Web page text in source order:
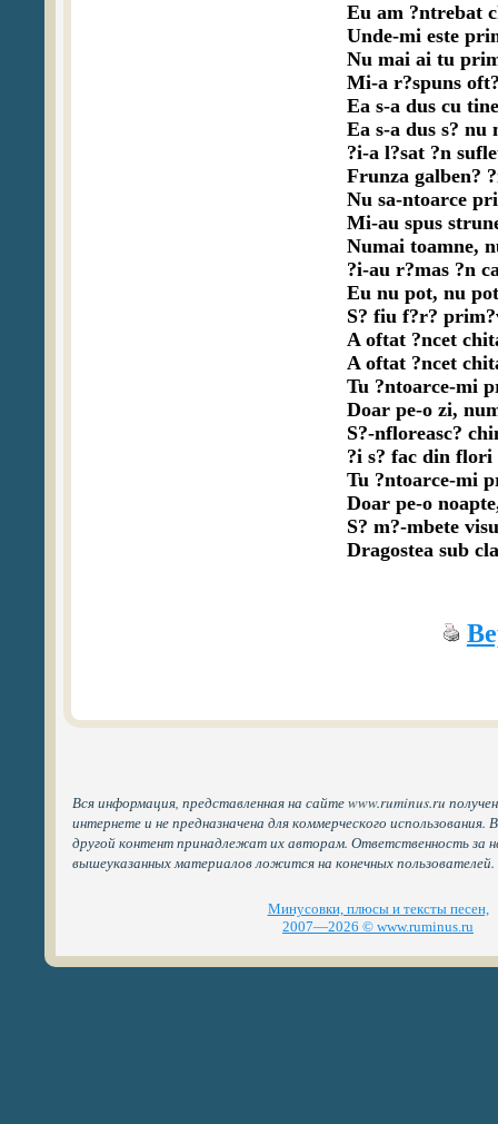
Eu am
Unde-mi este
Nu mai ai tu
Mi-a r?spuns
Ea s-a dus cu
Ea s-a dus s? nu
?i-a l?sat ?n
Frunza galben?
Nu sa-ntoarce
Mi-au spus
Numai toamne,
?i-au r?mas ?n
Eu nu pot, nu
S? fiu f?r?
A oftat ?ncet
A oftat ?ncet
Tu ?ntoarce-mi
Doar pe-o zi,
S?-nfloreasc?
?i s? fac din flori
Tu ?ntoarce-mi
Doar pe-o
S? m?-mbete
Вся информация, представленная на сайте www.ruminus.ru
интернете и не предназначена для коммерческого
другой контент принадлежат их авторам. Ответственность за
вышеуказанных материалов ложится на конечных пользователей.
Минусовки, плюсы и тексты песен,
2007—2026 © www.ruminus.ru